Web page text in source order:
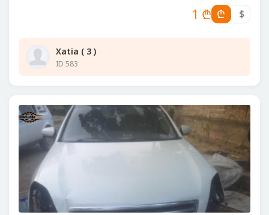
1 ₾ ₾ $
Xatia ( 3 )
ID 583